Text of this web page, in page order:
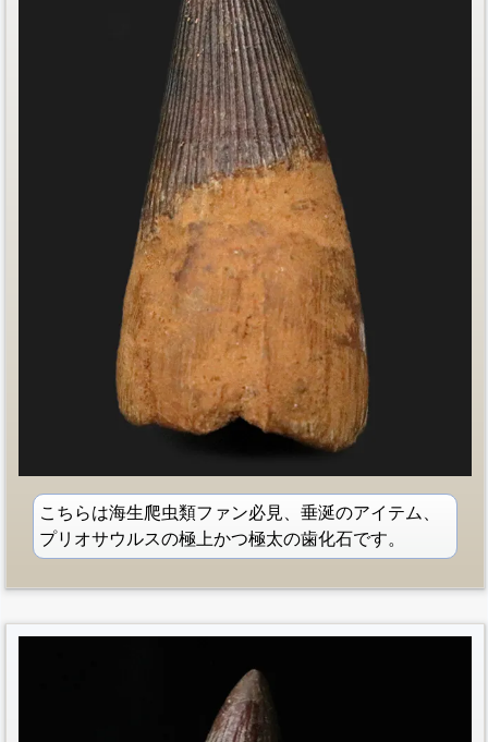
こちらは海生爬虫類ファン必見、垂涎のアイテム、
プリオサウルスの極上かつ極太の歯化石です。